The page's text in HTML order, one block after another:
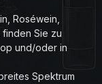
Roséwein,
finden Sie zu
und/oder in
Spektrum